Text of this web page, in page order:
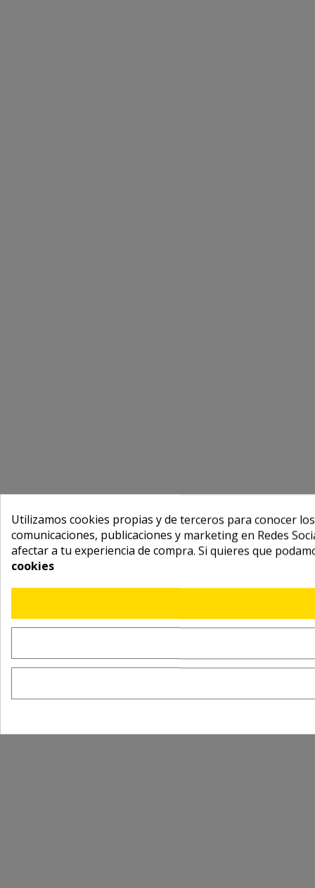
Utilizamos cookies propias y de terceros para conocer
comunicaciones, publicaciones y marketing en Redes
afectar a tu experiencia de compra. Si quieres que
cookies